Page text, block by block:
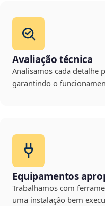
Avaliação técnica
Analisamos cada detalhe
garantindo o
Equipamentos
Trabalhamos com
uma instalação bem